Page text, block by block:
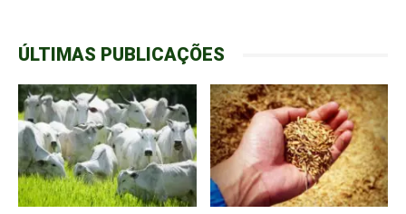
ÚLTIMAS PUBLICAÇÕES